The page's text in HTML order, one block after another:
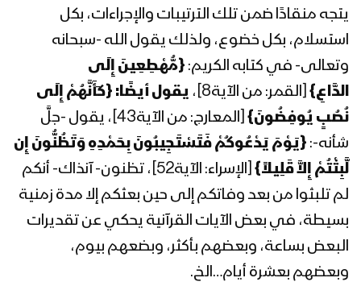
المحاضرة الرمضانية الرابعة للسيد عبد
الملك بدر الدين الحوثي 4 رمضان 1443هـ
المحاضرة الرمضانية الثالثة للسيد عبد الملك
بدر الدين الحوثي 3 رمضان 1443هـ
المحاضرة الرمضانية الثانية للسيد عبد الملك
بدر الدين الحوثي 1443هـ الموافق 03-
المحاضرة الرمضانية الأولى للسيد عبد
الملك بدر الدين الحوثي 1443هـ
يتجه منقادًا ضمن تلك الترتيبات والإجراءات، بكل
استسلام، بكل خضوع، ولذلك يقول الله -سبحانه
وتعالى- في كتابه الكريم: {مُّهْطِعِينَ إِلَى
الدَّاعِ} [القمر: من الآية8]، يقول أيضًا: {كَأَنَّهُمْ إِلَى
نُصُبٍ يُوفِضُونَ}
[المعارج: من الآية43]، يقول -جلَّ
شأنه-: {يَوْمَ يَدْعُوكُمْ فَتَسْتَجِيبُونَ بِحَمْدِهِ وَتَظُنُّونَ إِن
لَّبِثْتُمْ إِلاَّ قَلِيلاً}
[الإسراء: الآية52]، تظنون- آنذاك- أنكم
لم تلبثوا من بعد وفاتكم إلى حين بعثكم إلا مدة زمنية
بسيطة، في بعض الآيات القرآنية يحكي عن تقديرات
البعض بساعة، وبعضهم بأكثر، وبضعهم بيوم،
وبعضهم بعشرة أيام…الخ.